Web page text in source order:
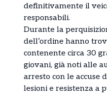
definitivamente il
responsabili.
Durante la
dell’ordine hanno
contenente circa 30
giovani, già noti alle
arresto con le accuse
lesioni e resistenza a